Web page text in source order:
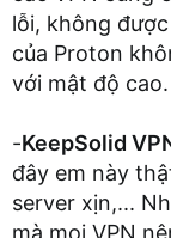
lỗi, không
của Proton
với mật độ cao.
-KeepSolid
đây em này
server xịn,...
mà mọi VPN